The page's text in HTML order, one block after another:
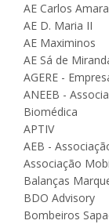
AE Carlos
AE D. Maria II
AE Maximinos
AE Sá de
AGERE -
ANEEB -
Biomédica
APTIV
AEB -
Associação
Balanças
BDO Advisory
Bombeiros